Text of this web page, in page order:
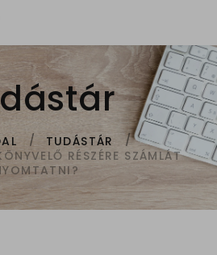
TUDÁSTÁR
RÉSZÉRE SZÁMLÁT